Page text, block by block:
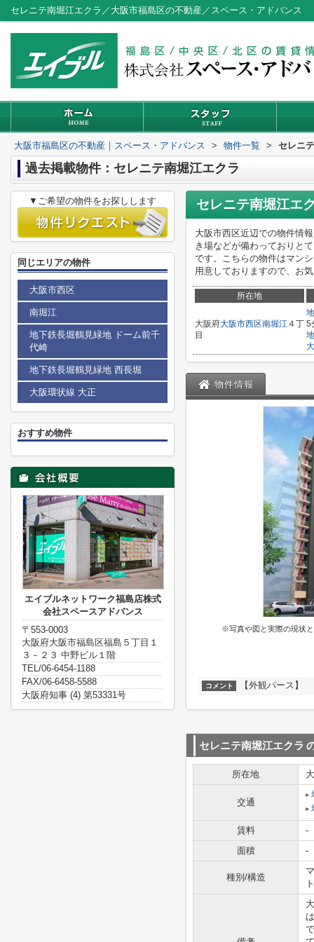
セレニテ南堀江エクラ／大阪市福島区の不動産／スペース・アドバンス
大阪市福島区の不動産｜スペース・アドバンス > 物件一覧 > セレニ
過去掲載物件：セレニテ南堀江エクラ
セレニテ南堀江エ
大阪市西区近辺での物件情
き場などが備わっておりと
です。こちらの物件はマン
用意しておりますので、お
所在地
大阪府大阪市西区南堀江４丁
目
5
物件情報
※写真や図と実際の現状
コメント 【外観パース】
セレニテ南堀江エクラ
所在地
交通
賃料
-
面積
-
種別/構造
ト
▼ご希望の物件をお探しします
同じエリアの物件
大阪市西区
南堀江
地下鉄長堀鶴見緑地 ドーム前千
代崎
地下鉄長堀鶴見緑地 西長堀
大阪環状線 大正
おすすめ物件
エイブルネットワーク福島店株式
会社スペースアドバンス
〒553-0003
大阪府大阪市福島区福島５丁目１
３－２３ 中野ビル１階
TEL/06-6454-1188
FAX/06-6458-5588
大阪府知事 (4) 第53331号